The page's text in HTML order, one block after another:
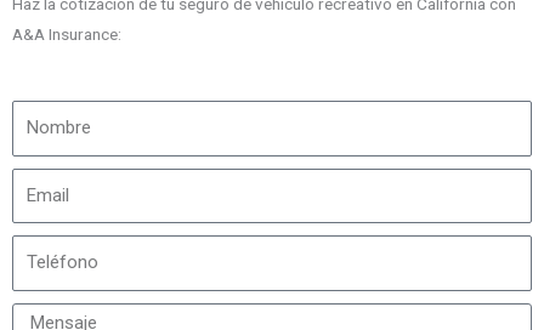
Haz la cotización de tu seguro de vehículo recreativo en California con
A&A Insurance: